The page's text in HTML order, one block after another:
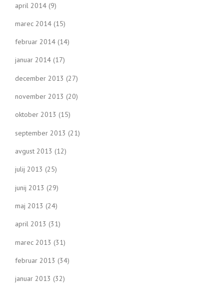
april 2014 (9)
marec 2014 (15)
februar 2014 (14)
januar 2014 (17)
december 2013 (27)
november 2013 (20)
oktober 2013 (15)
september 2013 (21)
avgust 2013 (12)
julij 2013 (25)
junij 2013 (29)
maj 2013 (24)
april 2013 (31)
marec 2013 (31)
februar 2013 (34)
januar 2013 (32)